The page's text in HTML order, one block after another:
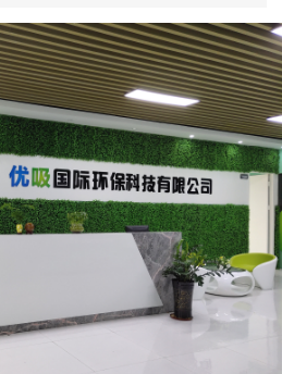
专利保护优势、双甲资质
企业（“室内环境净化治理
甲级施工资质”“室内环境
污染治理资质等级证
书”）、拥有多名高级《环
境工程高级工程师》室内
空气治理资格认证的治理
人员、掌握室内空气净化
治理实用技术和五项专利
技术、八项计算机软件著
作权登记证书等。研发实